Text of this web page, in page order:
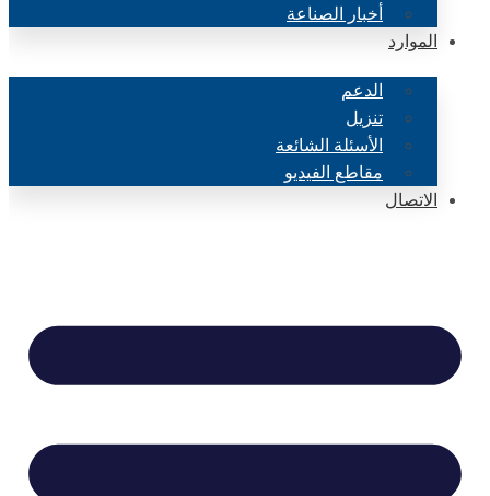
أخبار الصناعة
الموارد
الدعم
تنزيل
الأسئلة الشائعة
مقاطع الفيديو
الاتصال